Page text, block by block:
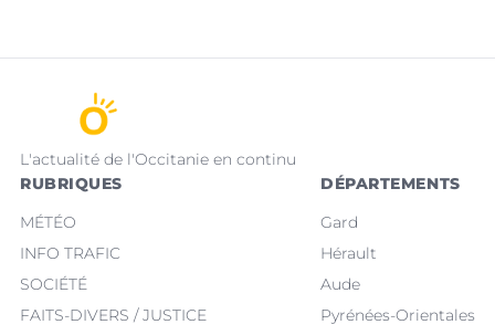
L'actualité de l'Occitanie en continu
RUBRIQUES
MÉTÉO
INFO TRAFIC
SOCIÉTÉ
FAITS-DIVERS / JUSTICE
DÉPARTEMENTS
Gard
Hérault
Aude
Pyrénées-Orientales